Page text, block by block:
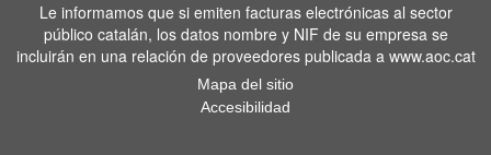
Le informamos que si emiten facturas electrónicas al sector
público catalán, los datos nombre y NIF de su empresa se
incluirán en una relación de proveedores publicada a www.aoc.cat
Mapa del sitio
Accesibilidad